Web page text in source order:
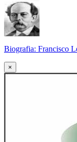
Biografia: Francisco
×